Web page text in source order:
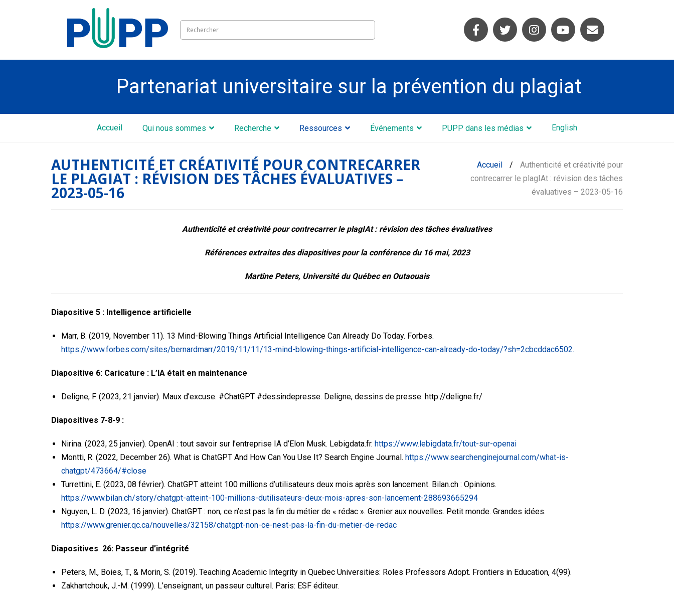
Partenariat universitaire sur la prévention du plagiat
Accueil Qui nous sommes Recherche Ressources Événements PUPP dans les médias English
AUTHENTICITÉ ET CRÉATIVITÉ POUR CONTRECARRER
LE PLAGIAT : RÉVISION DES TÂCHES ÉVALUATIVES –
2023-05-16
Accueil /
Authenticité et créativité pour
contrecarrer le plagIAt : révision des tâches
évaluatives – 2023-05-16
Authenticité et créativité pour contrecarrer le plagIAt : révision des tâches évaluatives
Références extraites des diapositivespour la conférence du 16 mai, 2023
Martine Peters, Université du Québec en Outaouais
Diapositive 5 : Intelligence artificielle
Marr, B. (2019, November 11). 13 Mind-Blowing Things Artificial Intelligence Can Already Do Today. Forbes.
https://www.forbes.com/sites/bernardmarr/2019/11/11/13-mind-blowing-things-artificial-intelligence-can-already-do-today/?sh=2cbcddac6502.
Diapositive 6: Caricature : L’IA était en maintenance
Deligne, F. (2023, 21 janvier). Maux d’excuse. #ChatGPT #dessindepresse. Deligne, dessins de presse. http://deligne.fr/
Diapositives 7-8-9 :
Nirina. (2023, 25 janvier). OpenAI : tout savoir sur l’entreprise IA d’Elon Musk. Lebigdata.fr. https://www.lebigdata.fr/tout-sur-openai
Montti, R. (2022, December 26). What is ChatGPT And How Can You Use It? Search Engine Journal. https://www.searchenginejournal.com/what-is-
chatgpt/473664/#close
Turrettini, E. (2023, 08 février). ChatGPT atteint 100 millions d’utilisateurs deux mois après son lancement. Bilan.ch : Opinions.
https://www.bilan.ch/story/chatgpt-atteint-100-millions-dutilisateurs-deux-mois-apres-son-lancement-288693665294
Nguyen, L. D. (2023, 16 janvier). ChatGPT : non, ce n’est pas la fin du métier de « rédac ». Grenier aux nouvelles. Petit monde. Grandes idées.
https://www.grenier.qc.ca/nouvelles/32158/chatgpt-non-ce-nest-pas-la-fin-du-metier-de-redac
Diapositives 26: Passeur d’intégrité
Peters, M., Boies, T., & Morin, S. (2019). Teaching Academic Integrity in Quebec Universities: Roles Professors Adopt. Frontiers in Education, 4(99).
Zakhartchouk, J.-M. (1999). L’enseignant, un passeur culturel. Paris: ESF éditeur.